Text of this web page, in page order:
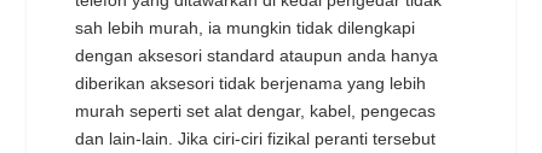
sah lebih murah, ia mungkin tidak dilengkapi
dengan aksesori standard ataupun anda hanya
diberikan aksesori tidak berjenama yang lebih
murah seperti set alat dengar, kabel, pengecas
dan lain-lain. Jika ciri-ciri fizikal peranti tersebut